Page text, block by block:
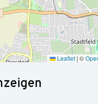
erfolgreich
und zugleich
Ziele zu begeistern
ebenso aus wie
Leaflet | ©